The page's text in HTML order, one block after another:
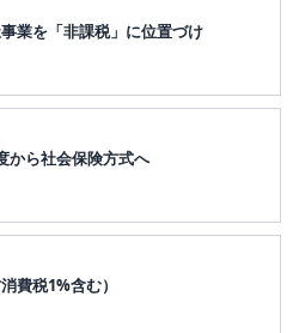
業を「非課税」に位置づけ
立、翌1989年4月施行。社会保険診
置事業を含む）も「社会政策的配
ロ税率」と「非課税」の違いは、介
ていなかった。介護保険制度はま
から社会保険方式へ
基づく措置制度から、社会保険方式
年4月。公費5割・保険料5割・利
計された。
費税1%含む）